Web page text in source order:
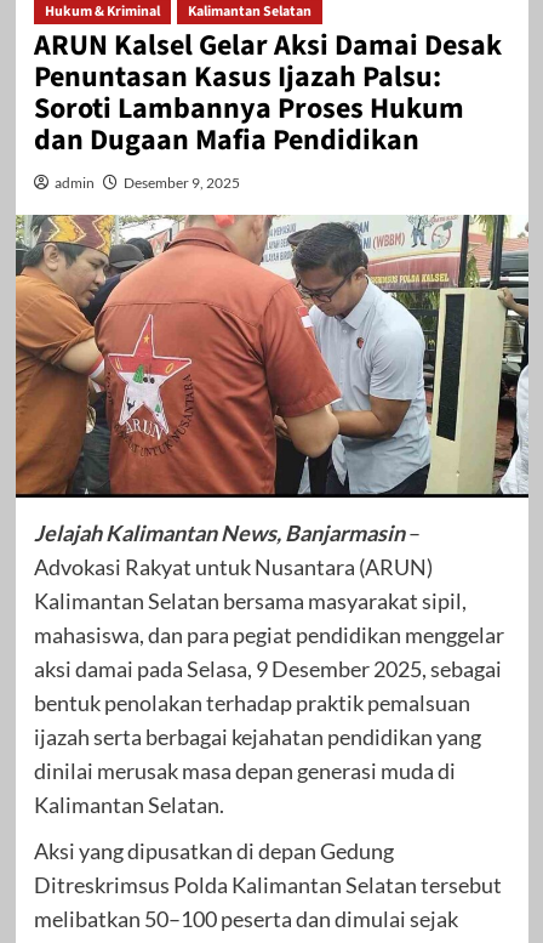
Hukum & Kriminal Kalimantan Selatan
ARUN Kalsel Gelar Aksi Damai Desak
Penuntasan Kasus Ijazah Palsu:
Soroti Lambannya Proses Hukum
dan Dugaan Mafia Pendidikan
admin Desember 9, 2025
Jelajah Kalimantan News, Banjarmasin–
Advokasi Rakyat untuk Nusantara (ARUN)
Kalimantan Selatan bersama masyarakat sipil,
mahasiswa, dan para pegiat pendidikan menggelar
aksi damai pada Selasa, 9 Desember 2025, sebagai
bentuk penolakan terhadap praktik pemalsuan
ijazah serta berbagai kejahatan pendidikan yang
dinilai merusak masa depan generasi muda di
Kalimantan Selatan.
Aksi yang dipusatkan di depan Gedung
Ditreskrimsus Polda Kalimantan Selatan tersebut
melibatkan 50–100 peserta dan dimulai sejak